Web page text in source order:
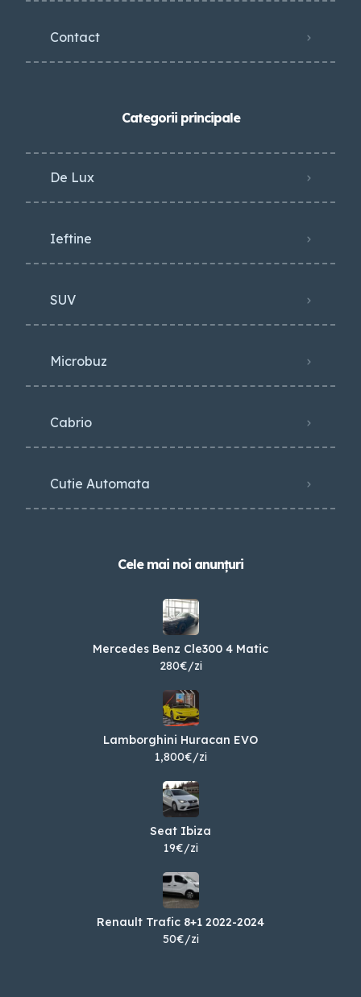
Contact
Categorii principale
De Lux
Ieftine
SUV
Microbuz
Cabrio
Cutie Automata
Cele mai noi anunțuri
Mercedes Benz Cle300 4 Matic
280€/zi
Lamborghini Huracan EVO
1,800€/zi
Seat Ibiza
19€/zi
Renault Trafic 8+1 2022-2024
50€/zi